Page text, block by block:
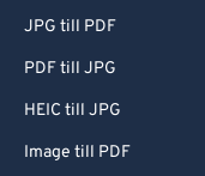
JPG till PDF
PDF till JPG
HEIC till JPG
Image till PDF